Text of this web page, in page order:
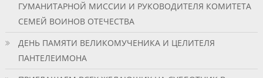
ГУМАНИТАРНОЙ МИССИИ И РУКОВОДИТЕЛЯ КОМИТЕТА
СЕМЕЙ ВОИНОВ ОТЕЧЕСТВА
ДЕНЬ ПАМЯТИ ВЕЛИКОМУЧЕНИКА И ЦЕЛИТЕЛЯ
ПАНТЕЛЕИМОНА